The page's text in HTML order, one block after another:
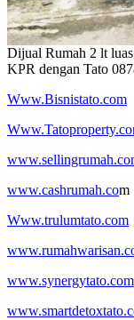
Dijual Rumah 2 lt
KPR dengan Tato
Www.Bisnistato.com
www.cashrumah.com
Www.trulumtato.com
www.synergytato.com